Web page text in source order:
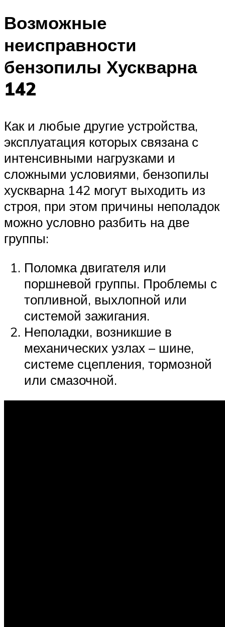
Возможные
неисправности
бензопилы Хускварна
142
Как и любые другие устройства,
эксплуатация которых связана с
интенсивными нагрузками и
сложными условиями, бензопилы
хускварна 142 могут выходить из
строя, при этом причины неполадок
можно условно разбить на две
группы:
Поломка двигателя или
поршневой группы. Проблемы с
топливной, выхлопной или
системой зажигания.
Неполадки, возникшие в
механических узлах – шине,
системе сцепления, тормозной
или смазочной.